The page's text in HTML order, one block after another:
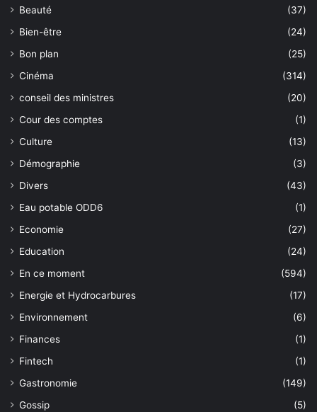
Beauté
(37)
Bien-être
(24)
Bon plan
(25)
Cinéma
(314)
conseil des ministres
(20)
Cour des comptes
(1)
Culture
(13)
Démographie
(3)
Divers
(43)
Eau potable ODD6
(1)
Economie
(27)
Education
(24)
En ce moment
(594)
Energie et Hydrocarbures
(17)
Environnement
(6)
Finances
(1)
Fintech
(1)
Gastronomie
(149)
Gossip
(5)